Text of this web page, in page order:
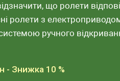
що ролети
ролети з
ручного
- Знижка 10 %